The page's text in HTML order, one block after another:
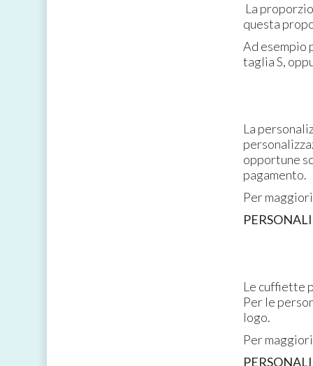
La
questa
Ad esempio
taglia S,
La
opportune
pagamento.
Per
Le cuffiette
Per le
logo.
Per